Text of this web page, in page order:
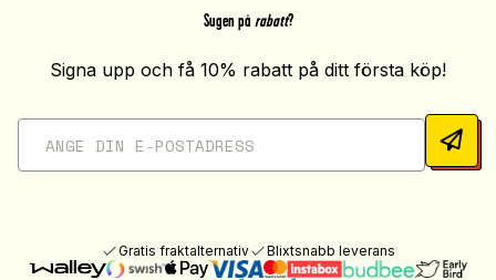
Sugen på rabatt?
Signa upp och få 10% rabatt på ditt första köp!
Gratis fraktalternativ Blixtsnabb leverans